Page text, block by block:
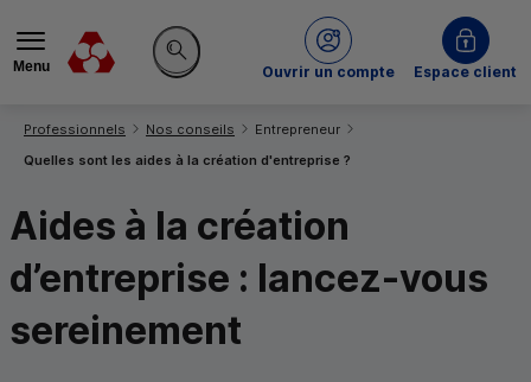
Menu
Rechercher sur le site
Ouvrir un compte
du Crédit MutuelEspace client
Vous êtes ici:
Professionnels Nos conseils
Entrepreneur
Quelles sont les aides à la création d'entreprise ?
Aides à la création
d’entreprise : lancez-vous
sereinement